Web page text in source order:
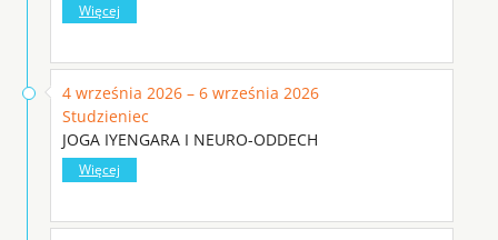
Więcej
4 września 2026 – 6 września 2026
Studzieniec
JOGA IYENGARA I NEURO-ODDECH
Więcej